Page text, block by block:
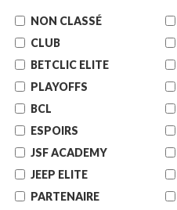
NON CLASSÉ
CLUB
BETCLIC ELITE
PLAYOFFS
BCL
ESPOIRS
JSF ACADEMY
JEEP ELITE
PARTENAIRE